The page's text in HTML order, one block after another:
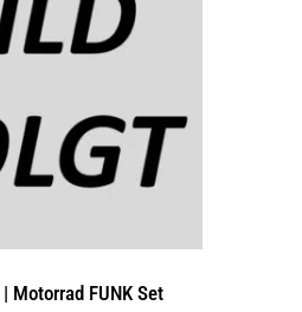
Motorrad FUNK Set